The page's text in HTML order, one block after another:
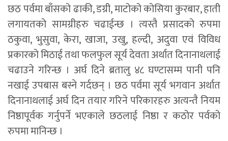
छठ पर्वमा बाँसको ढाकी, डग्री, माटोको कोसिया कुरबार, हाती
लगायतको सामग्रीहरु चढाईन्छ । त्यस्तै प्रसादको रुपमा
ठकुवा, भुसुवा, केरा, खाजा, उखु, हल्दी, अदुवा एवं विविध
प्रकारको मिठाई तथा फलफुल सूर्य देवता अर्थात दिनानाथलाई
चढाउने गरिन्छ । अर्घ दिने ब्रतालु ४८ घण्टासम्म पानी पनि
नखाई उपबास बस्ने गर्दछन् । छठ पर्वमा सूर्य भगवान अर्थात
दिनानाथलाई अर्घ दिन तयार गरिने परिकारहरु अत्यन्तै नियम
निष्ठापूर्वक गर्नुपर्ने भएकाले छठलाई निष्ठा र कठोर पर्वको
रुपमा मानिन्छ ।